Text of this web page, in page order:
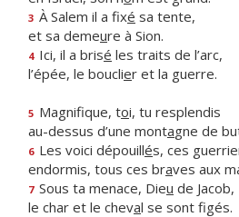
3 À Salem il a fixé sa tente,
et sa demeure à Sion.
4 Ici, il a brisé les traits de l’arc,
l’épée, le bouclier et la guerre.
5 Magnifique, toi, tu resplendis
au-dessus d’une montagne de
6 Les voici dépouillés, ces
endormis, tous ces braves aux
7 Sous ta menace, Dieu de Jacob,
le char et le cheval se sont figés.